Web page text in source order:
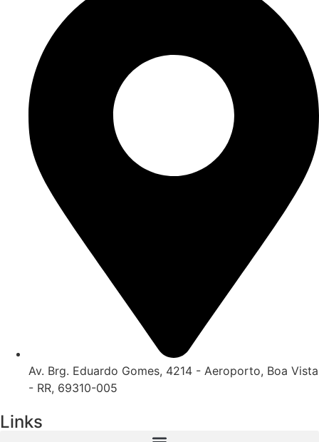
Av. Brg. Eduardo Gomes, 4214 - Aeroporto, Boa Vista
- RR, 69310-005
Links